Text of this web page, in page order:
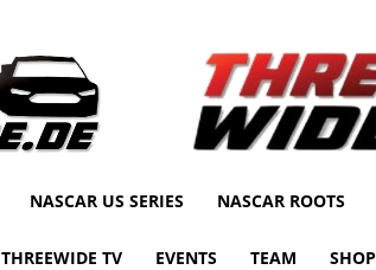
NASCAR US SERIES NASCAR ROOTS
THREEWIDE TV EVENTS TEAM SHOP